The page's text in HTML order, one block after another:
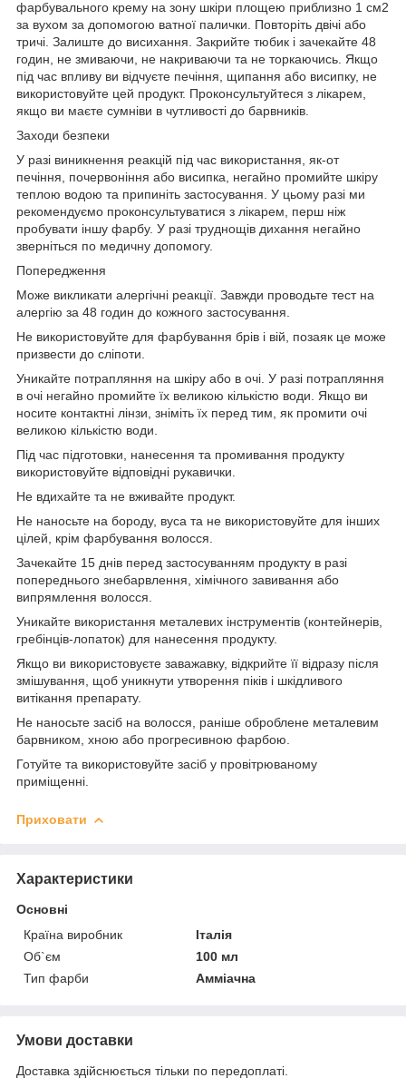
фарбувального крему на зону шкіри площею приблизно 1 см2
за вухом за допомогою ватної палички. Повторіть двічі або
тричі. Залиште до висихання. Закрийте тюбик і зачекайте 48
годин, не змиваючи, не накриваючи та не торкаючись. Якщо
під час впливу ви відчуєте печіння, щипання або висипку, не
використовуйте цей продукт. Проконсультуйтеся з лікарем,
якщо ви маєте сумніви в чутливості до барвників.
Заходи безпеки
У разі виникнення реакцій під час використання, як-от
печіння, почервоніння або висипка, негайно промийте шкіру
теплою водою та припиніть застосування. У цьому разі ми
рекомендуємо проконсультуватися з лікарем, перш ніж
пробувати іншу фарбу. У разі труднощів дихання негайно
зверніться по медичну допомогу.
Попередження
Може викликати алергічні реакції. Завжди проводьте тест на
алергію за 48 годин до кожного застосування.
Не використовуйте для фарбування брів і вій, позаяк це може
призвести до сліпоти.
Уникайте потрапляння на шкіру або в очі. У разі потрапляння
в очі негайно промийте їх великою кількістю води. Якщо ви
носите контактні лінзи, зніміть їх перед тим, як промити очі
великою кількістю води.
Під час підготовки, нанесення та промивання продукту
використовуйте відповідні рукавички.
Не вдихайте та не вживайте продукт.
Не наносьте на бороду, вуса та не використовуйте для інших
цілей, крім фарбування волосся.
Зачекайте 15 днів перед застосуванням продукту в разі
попереднього знебарвлення, хімічного завивання або
випрямлення волосся.
Уникайте використання металевих інструментів (контейнерів,
гребінців-лопаток) для нанесення продукту.
Якщо ви використовуєте заважавку, відкрийте її відразу після
змішування, щоб уникнути утворення піків і шкідливого
витікання препарату.
Не наносьте засіб на волосся, раніше оброблене металевим
барвником, хною або прогресивною фарбою.
Готуйте та використовуйте засіб у провітрюваному
приміщенні.
Приховати
Характеристики
Основні
Країна виробник
Італія
Об`єм
100 мл
Тип фарби
Амміачна
Умови доставки
Доставка здійснюється тільки по передоплаті.